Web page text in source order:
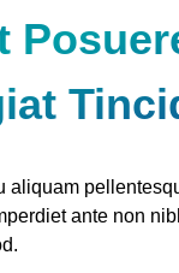
aliquam
ante non